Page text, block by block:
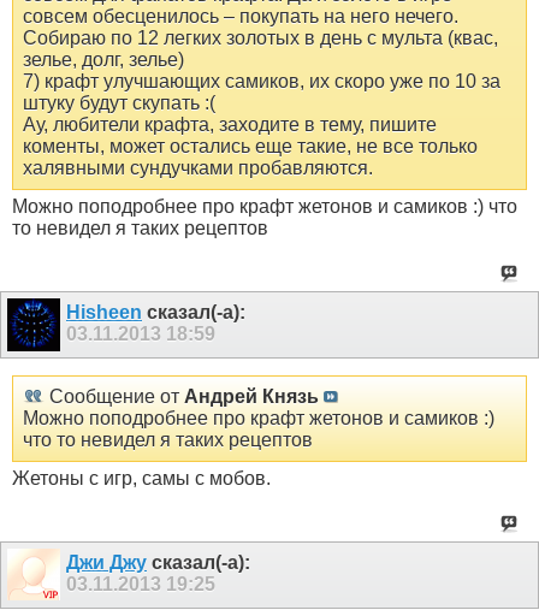
совсем обесценилось – покупать на него нечего.
Собираю по 12 легких золотых в день с мульта (квас,
зелье, долг, зелье)
7) крафт улучшающих самиков, их скоро уже по 10 за
штуку будут скупать :(
Ау, любители крафта, заходите в тему, пишите
коменты, может остались еще такие, не все только
халявными сундучками пробавляются.
Можно поподробнее про крафт жетонов и самиков :) что
то невидел я таких рецептов
Hisheen сказал(-а):
03.11.2013 18:59
Сообщение от Андрей Князь
Можно поподробнее про крафт жетонов и самиков :)
что то невидел я таких рецептов
Жетоны с игр, самы с мобов.
Джи Джу сказал(-а):
03.11.2013 19:25